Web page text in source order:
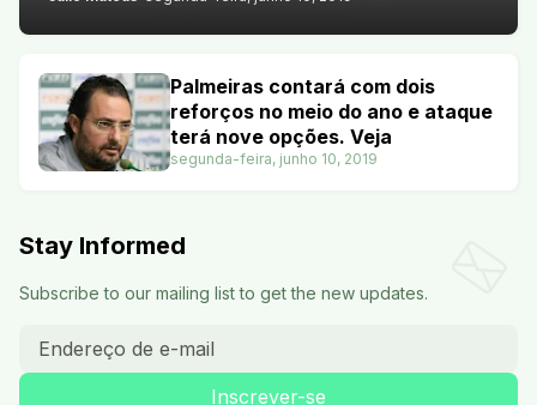
Palmeiras contará com dois
reforços no meio do ano e ataque
terá nove opções. Veja
segunda-feira, junho 10, 2019
Stay Informed
Subscribe to our mailing list to get the new updates.